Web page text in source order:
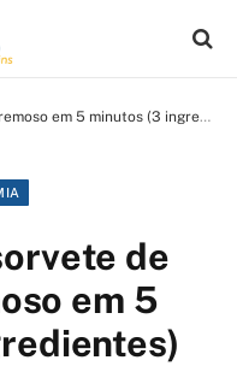
em 5 minutos (3 ingredientes)
de
em 5